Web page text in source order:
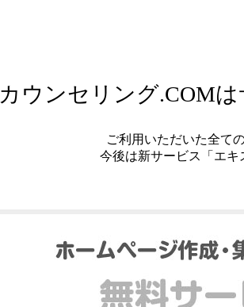
カウンセリング.COM
ご利用いただいた全て
今後は新サービス「エ